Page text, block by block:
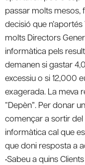
passar molts mesos,
decisió que
molts Directors
informàtica pels
demanen si gastar
excessiu o si 12,000
exagerada. La meva
“Depèn”. Per donar
començar a sortir
informàtica cal que
que doni resposta a
•Sabeu a quins